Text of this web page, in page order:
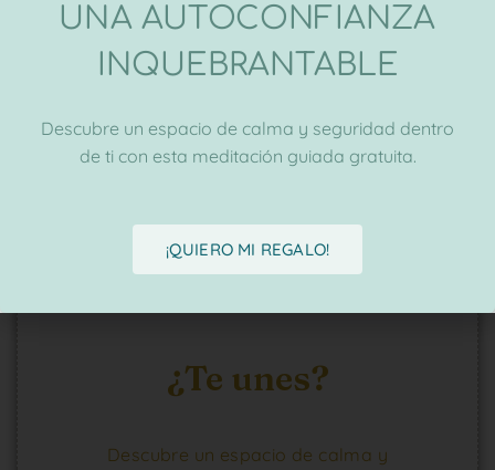
¿Te unes?
Descubre un espacio de calma y
UNA AUTOCONFIANZA
INQUEBRANTABLE
Descubre un espacio de calma y seguridad dentro
de ti con esta meditación guiada gratuita.
¡QUIERO MI REGALO!